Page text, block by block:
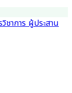
ชาการ ผู้ประสาน